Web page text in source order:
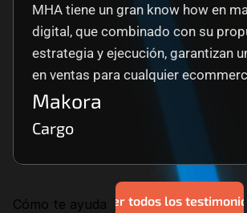
Ver todos los testimonios
MHA tiene un gran know how en
digital, que combinado con su
estrategia y ejecución, garantizan
en ventas para cualquier
Makora
Cargo
Cómo te ayuda